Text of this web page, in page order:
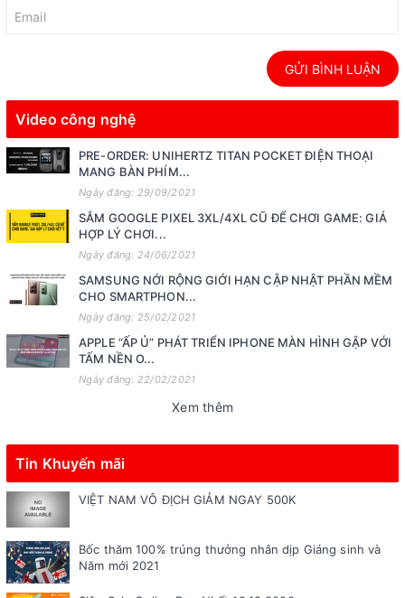
GỬI BÌNH LUẬN
Video công nghệ
PRE-ORDER: UNIHERTZ TITAN POCKET ĐIỆN THOẠI
MANG BÀN PHÍM...
Ngày đăng: 29/09/2021
SẮM GOOGLE PIXEL 3XL/4XL CŨ ĐỂ CHƠI GAME: GIÁ
HỢP LÝ CHƠI...
Ngày đăng: 24/06/2021
SAMSUNG NỚI RỘNG GIỚI HẠN CẬP NHẬT PHẦN MỀM
CHO SMARTPHON...
Ngày đăng: 25/02/2021
APPLE “ẤP Ủ” PHÁT TRIỂN IPHONE MÀN HÌNH GẬP VỚI
TẤM NỀN O...
Ngày đăng: 22/02/2021
Xem thêm
Tin Khuyến mãi
VIỆT NAM VÔ ĐỊCH GIẢM NGAY 500K
Bốc thăm 100% trúng thưởng nhân dịp Giáng sinh và
Năm mới 2021